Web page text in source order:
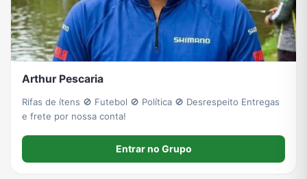
Arthur Pescaria
Rifas de ítens 🚫 Futebol 🚫 Política 🚫 Desrespeito Entregas
e frete por nossa conta!
Entrar no Grupo